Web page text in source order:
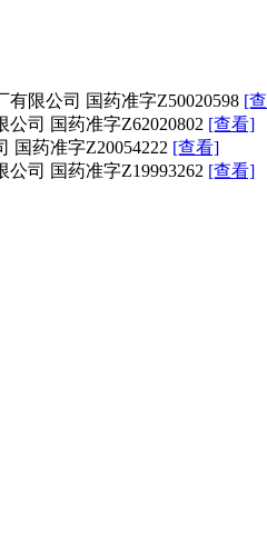
有限公司 国药准字Z50020598 [
公司 国药准字Z62020802 [查看]
国药准字Z20054222 [查看]
公司 国药准字Z19993262 [查看]